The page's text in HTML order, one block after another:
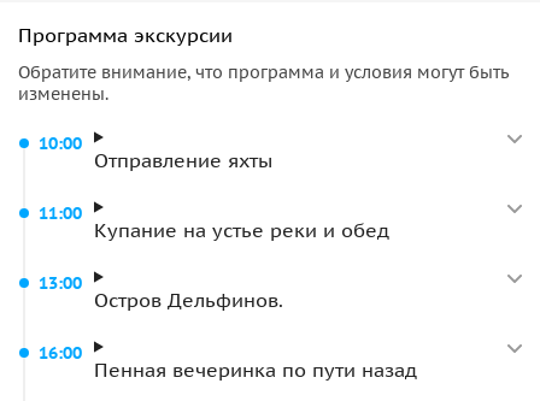
неограниченное количество безалкогольных напитков.
Трансфер включён для региона Сиде, а из Кызылача и
Кызылота трансфер организуется за дополнительную
эмоций и веселья, этот круиз для вас!
Программа экскурсии
Обратите внимание, что программа и условия могут быть
изменены.
10:00
Отправление яхты
11:00
Купание на устье реки и обед
13:00
Остров Дельфинов.
16:00
Пенная вечеринка по пути назад